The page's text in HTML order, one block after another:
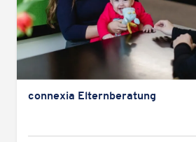
conne­xia Elternberatung